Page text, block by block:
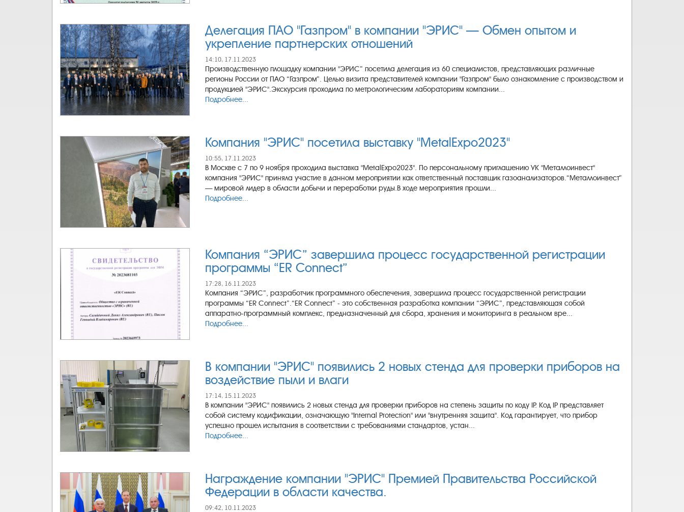
Делегация ПАО "Газпром" в компании "ЭРИС" — Обмен опытом и
укрепление партнерских отношений
14:10, 17.11.2023
Производственную площадку компании "ЭРИС” посетила делегация из 60 специалистов, представляющих различные
регионы России от ПАО “Газпром”. Целью визита представителей компании "Газпром" было ознакомление с производством и
продукцией "ЭРИС".Экскурсия проходила по метрологическим лабораториям компании...
Подробнее...
Компания "ЭРИС" посетила выставку "MetalExpo2023"
10:55, 17.11.2023
В Москве с 7 по 9 ноября проходила выставка "MetalExpo2023". По персональному приглашению УК "Металлоинвест"
компания "ЭРИС" приняла участие в данном мероприятии как ответственный поставщик газоанализаторов.“Металлоинвест”
— мировой лидер в области добычи и переработки руды.В ходе мероприятия прошли...
Подробнее...
Компания “ЭРИС” завершила процесс государственной регистрации
программы “ER Connect”
17:28, 16.11.2023
Компания “ЭРИС”, разработчик программного обеспечения, завершила процесс государственной регистрации
программы “ER Connect”.“ER Connect” - это собственная разработка компании “ЭРИС”, представляющая собой
аппаратно-программный комплекс, предназначенный для сбора, хранения и мониторинга в реальном вре...
Подробнее...
В компании "ЭРИС" появились 2 новых стенда для проверки приборов на
воздействие пыли и влаги
17:14, 15.11.2023
В компании "ЭРИС" появились 2 новых стенда для проверки приборов на степень защиты по коду IP. Код IP представляет
собой систему кодификации, означающую "Internal Protection" или "внутренняя защита". Код гарантирует, что прибор
успешно прошел испытания в соответствии с требованиями стандартов, устан...
Подробнее...
Награждение компании "ЭРИС" Премией Правительства Российской
Федерации в области качества.
09:42, 10.11.2023